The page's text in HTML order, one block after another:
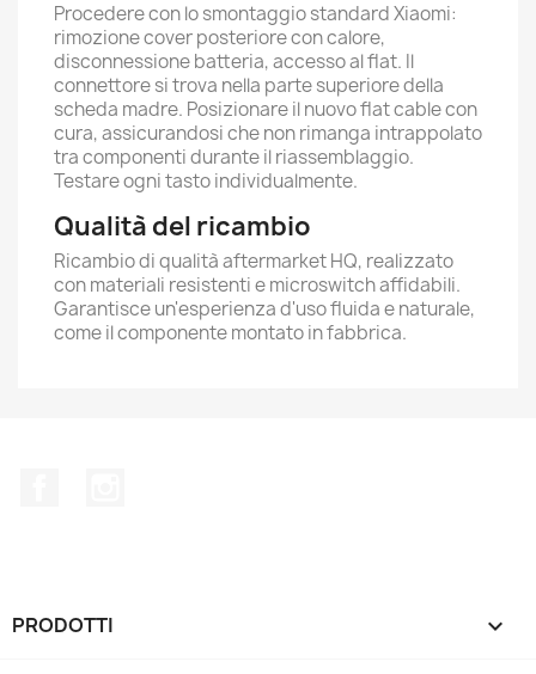
Procedere con lo smontaggio standard Xiaomi:
rimozione cover posteriore con calore,
disconnessione batteria, accesso al flat. Il
connettore si trova nella parte superiore della
scheda madre. Posizionare il nuovo flat cable con
cura, assicurandosi che non rimanga intrappolato
tra componenti durante il riassemblaggio.
Testare ogni tasto individualmente.
Qualità del ricambio
Ricambio di qualità aftermarket HQ, realizzato
con materiali resistenti e microswitch affidabili.
Garantisce un'esperienza d'uso fluida e naturale,
come il componente montato in fabbrica.
PRODOTTI 